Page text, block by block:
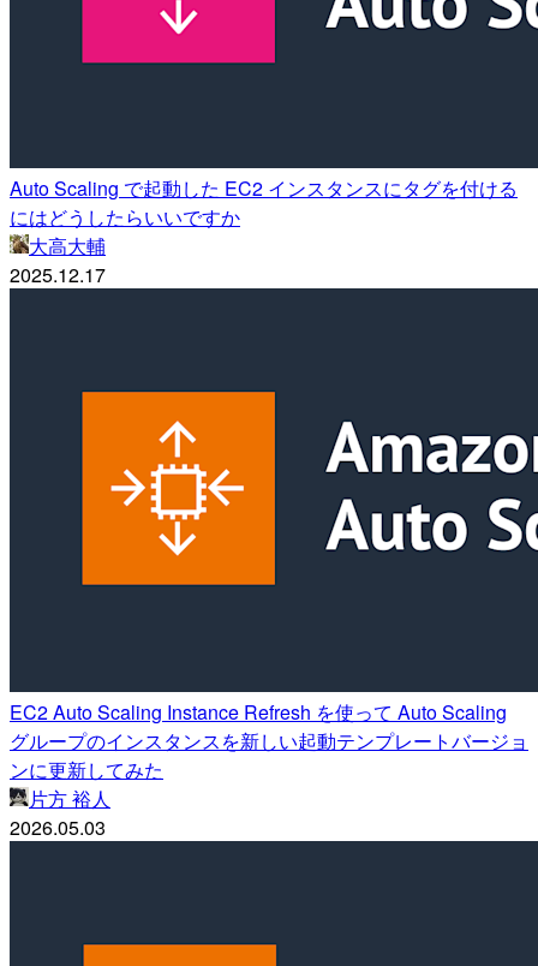
Auto Scaling で起動した EC2 インスタンスにタグを付ける
にはどうしたらいいですか
大高大輔
2025.12.17
EC2 Auto Scaling Instance Refresh を使って Auto Scaling
グループのインスタンスを新しい起動テンプレートバージョ
ンに更新してみた
片方 裕人
2026.05.03